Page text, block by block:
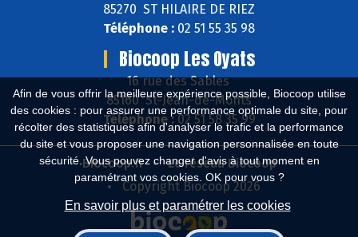
Afin de vous offrir la meilleure expérience possible, Biocoop utilise
des cookies : pour assurer une performance optimale du site, pour
récolter des statistiques afin d'analyser le trafic et la performance
du site et vous proposer une navigation personnalisée en toute
sécurité. Vous pouvez changer d'avis à tout moment en
paramétrant vos cookies. OK pour vous ?
En savoir plus et paramétrer les cookies
85270 ST HILAIRE DE RIEZ
Téléphone : 02 51 55 35 98
Biocoop Les Oyats
16 rue des Sables
85160 St-Jean-de-Monts
Téléphone :02 51 58 35 99
Biocoop.fr
Le réseau Biocoop
Copyright Biocoop 2026